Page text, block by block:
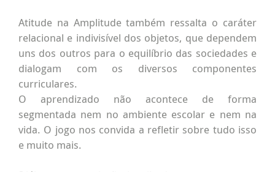
Atitude na Amplitude também ressalta o caráter
relacional e indivisível dos objetos, que dependem
uns dos outros para o equilíbrio das sociedades e
dialogam com os diversos componentes
curriculares.
O aprendizado não acontece de forma
segmentada nem no ambiente escolar e nem na
vida. O jogo nos convida a refletir sobre tudo isso
e muito mais.